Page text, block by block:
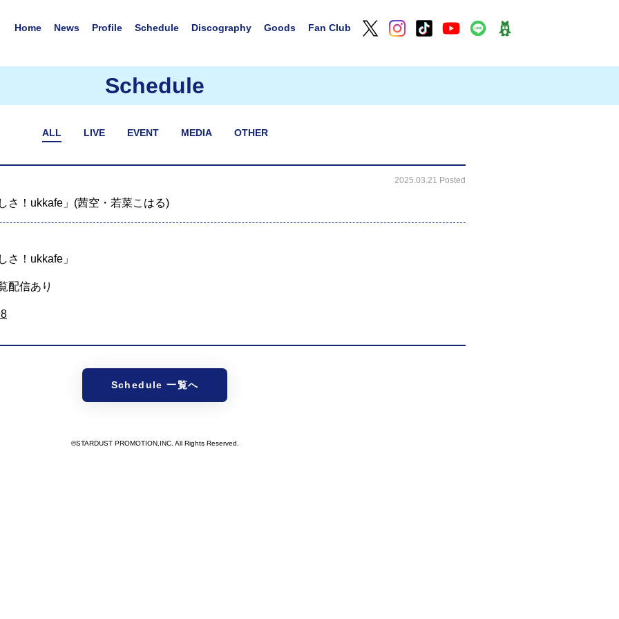
Home News Profile Schedule Discography Goods Fan Club
Schedule
ALL LIVE EVENT MEDIA OTHER
2025.03.21 Posted
さ！ukkafe」(茜空・若菜こはる)
さ！ukkafe」
配信あり
Schedule 一覧へ
©STARDUST PROMOTION,INC. All Rights Reserved.